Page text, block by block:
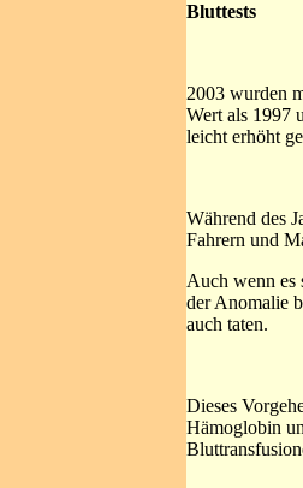
Bluttests
2003 wurden
Wert als 1997
leicht erhöht
Während des
Fahrern und
Auch wenn es
der Anomalie
auch taten.
Dieses
Hämoglobin